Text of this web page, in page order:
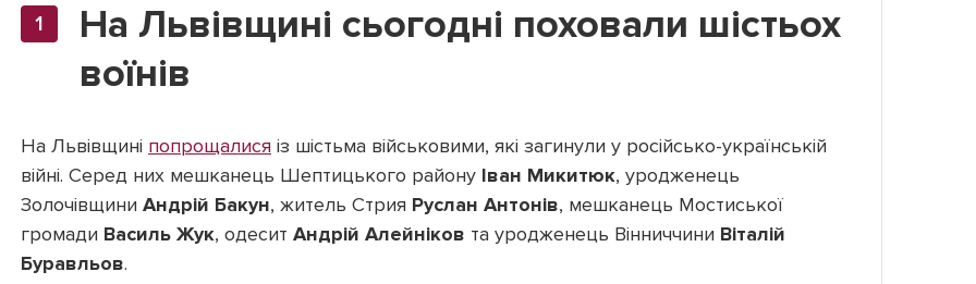
На Львівщині сьогодні поховали шістьох
воїнів
На Львівщині попрощалися із шістьма військовими, які загинули у російсько-українській
війні. Серед них мешканець Шептицького району Іван Микитюк, уродженець
Золочівщини Андрій Бакун, житель Стрия Руслан Антонів, мешканець Мостиської
громади Василь Жук, одесит Андрій Алейніков та уродженець Вінниччини Віталій
Буравльов.